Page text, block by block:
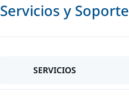
Servicios y Soporte
SERVICIOS